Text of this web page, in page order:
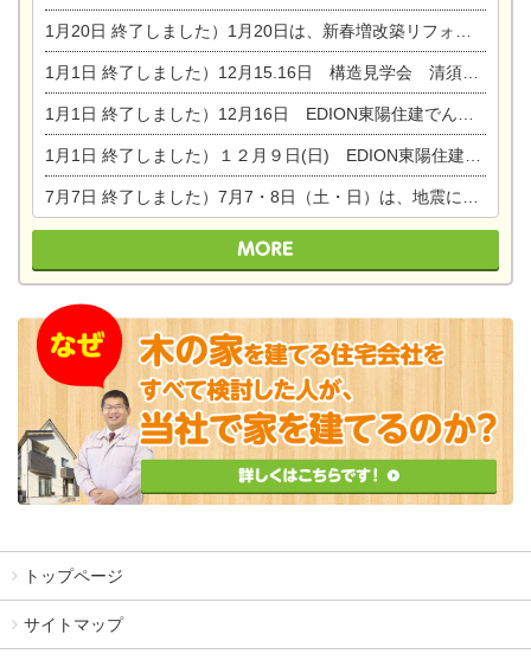
1月20日 終了しました）1月20日は、新春増改築リフォームまつり＆家の修理祭り＆家電まつりです。
1月1日 終了しました）12月15.16日 構造見学会 清須市西枇杷島町弁天
1月1日 終了しました）12月16日 EDION東陽住建でんき OPEN第二弾イベント！！
1月1日 終了しました）１２月９日(日) EDION東陽住建でんき館プレＯＰＥＮ！＆家の修理まつり
7月7日 終了しました）7月7・8日（土・日）は、地震に強くて安心！暮らしを楽しむ東濃ひのきの平屋の家体験見学会を開催します。ぜひお越しください。
トップページ
サイトマップ